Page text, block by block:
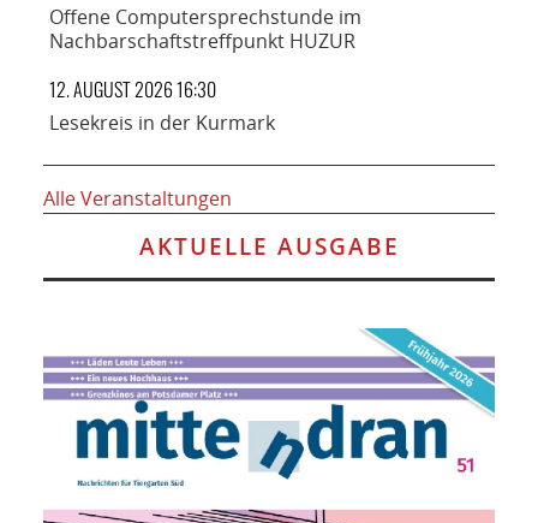
Offene Computersprechstunde im
Nachbarschaftstreffpunkt HUZUR
12. AUGUST 2026 16:30
Lesekreis in der Kurmark
Alle Veranstaltungen
AKTUELLE AUSGABE